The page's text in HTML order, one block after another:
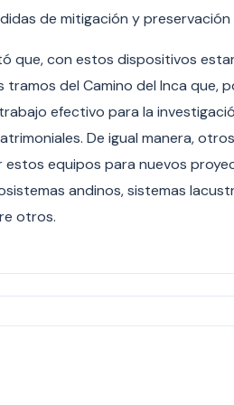
de mitigación y preservación
que, con estos dispositivos
del Camino del Inca que,
efectivo para la
De igual manera,
equipos para nuevos
andinos, sistemas
otros.